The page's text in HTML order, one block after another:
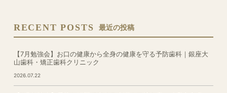
RECENT POSTS 最近の投稿
【7月勉強会】お口の健康から全身の健康を守る予防歯科｜銀座大
山歯科・矯正歯科クリニック
2026.07.22